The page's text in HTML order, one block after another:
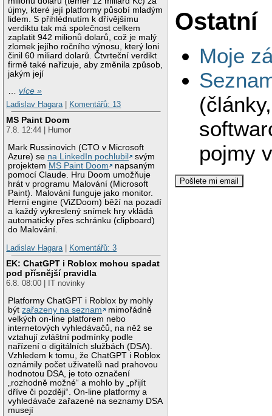
újmy, které její platformy působí mladým
lidem. S přihlédnutím k dřívějšímu
verdiktu tak má společnost celkem
zaplatit 942 milionů dolarů, což je malý
zlomek jejího ročního výnosu, který loni
činil 60 miliard dolarů. Čtvrteční verdikt
firmě také nařizuje, aby změnila způsob,
jakým její
…více »
Ladislav Hagara
Komentářů: 13
MS Paint Doom
7.8. 12:44 | Humor
Mark Russinovich (CTO v Microsoft
Azure) se na LinkedIn pochlubil
svým
projektem MS Paint Doom
napsaným
pomocí Claude. Hru Doom umožňuje
hrát v programu Malování (Microsoft
Paint). Malování funguje jako monitor.
Herní engine (ViZDoom) běží na pozadí
a každý vykreslený snímek hry vkládá
automaticky přes schránku (clipboard)
do Malování.
Ladislav Hagara
Komentářů: 3
EK: ChatGPT i Roblox mohou spadat
pod přísnější pravidla
6.8. 08:00 | IT novinky
Platformy ChatGPT i Roblox by mohly
býtzařazeny na seznam
mimořádně
velkých on-line platforem nebo
internetových vyhledávačů, na něž se
vztahují zvláštní podmínky podle
nařízení o digitálních službách (DSA).
Vzhledem k tomu, že ChatGPT i Roblox
oznámily počet uživatelů nad prahovou
hodnotou DSA, je toto označení
„rozhodně možné“ a mohlo by „přijít
dříve či později“. On-line platformy a
vyhledávače zařazené na seznamy DSA
musejí
Ostatní
Moje
pojmy